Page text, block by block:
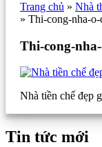
Trang chủ » Nhà
» Thi-cong-nha-o-
Thi-cong-
Nhà tiền chế đẹp
Tin tức mới